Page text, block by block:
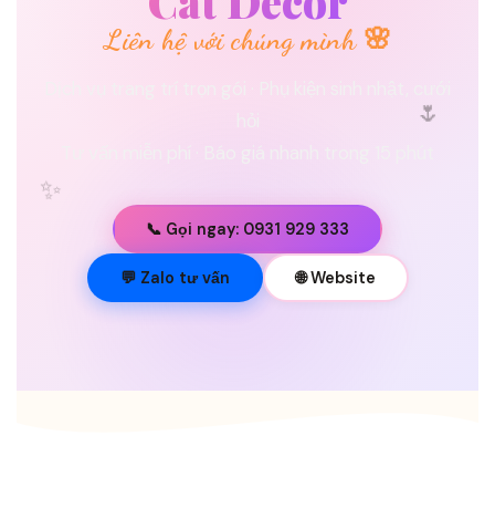
✨
🌷
💐
Liên hệ với chúng mình 🌸
📞 Gọi ngay: 0931 929 333
💬 Zalo tư vấn 🌐 Website